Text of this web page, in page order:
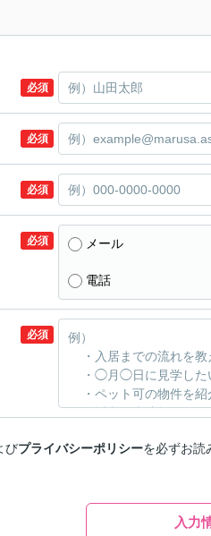
必須
必須
必須
必須 メール
電話
必須
びプライバシーポリシーを必ずお読
入力